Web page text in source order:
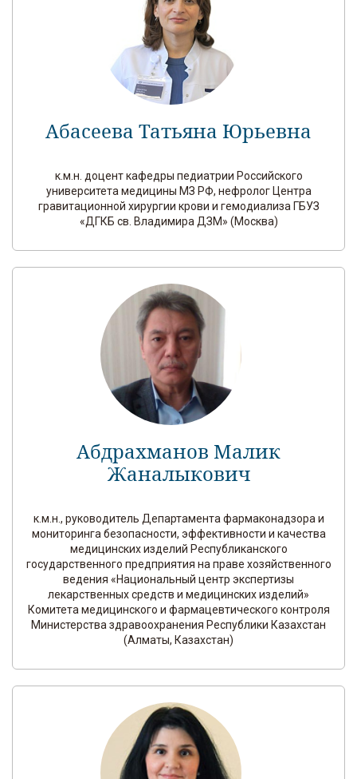
Абасеева Татьяна Юрьевна
к.м.н. доцент кафедры педиатрии Российского
университета медицины МЗ РФ, нефролог Центра
гравитационной хирургии крови и гемодиализа ГБУЗ
«ДГКБ св. Владимира ДЗМ» (Москва)
Абдрахманов Малик
Жаналыкович
к.м.н., руководитель Департамента фармаконадзора и
мониторинга безопасности, эффективности и качества
медицинских изделий Республиканского
государственного предприятия на праве хозяйственного
ведения «Национальный центр экспертизы
лекарственных средств и медицинских изделий»
Комитета медицинского и фармацевтического контроля
Министерства здравоохранения Республики Казахстан
(Алматы, Казахстан)